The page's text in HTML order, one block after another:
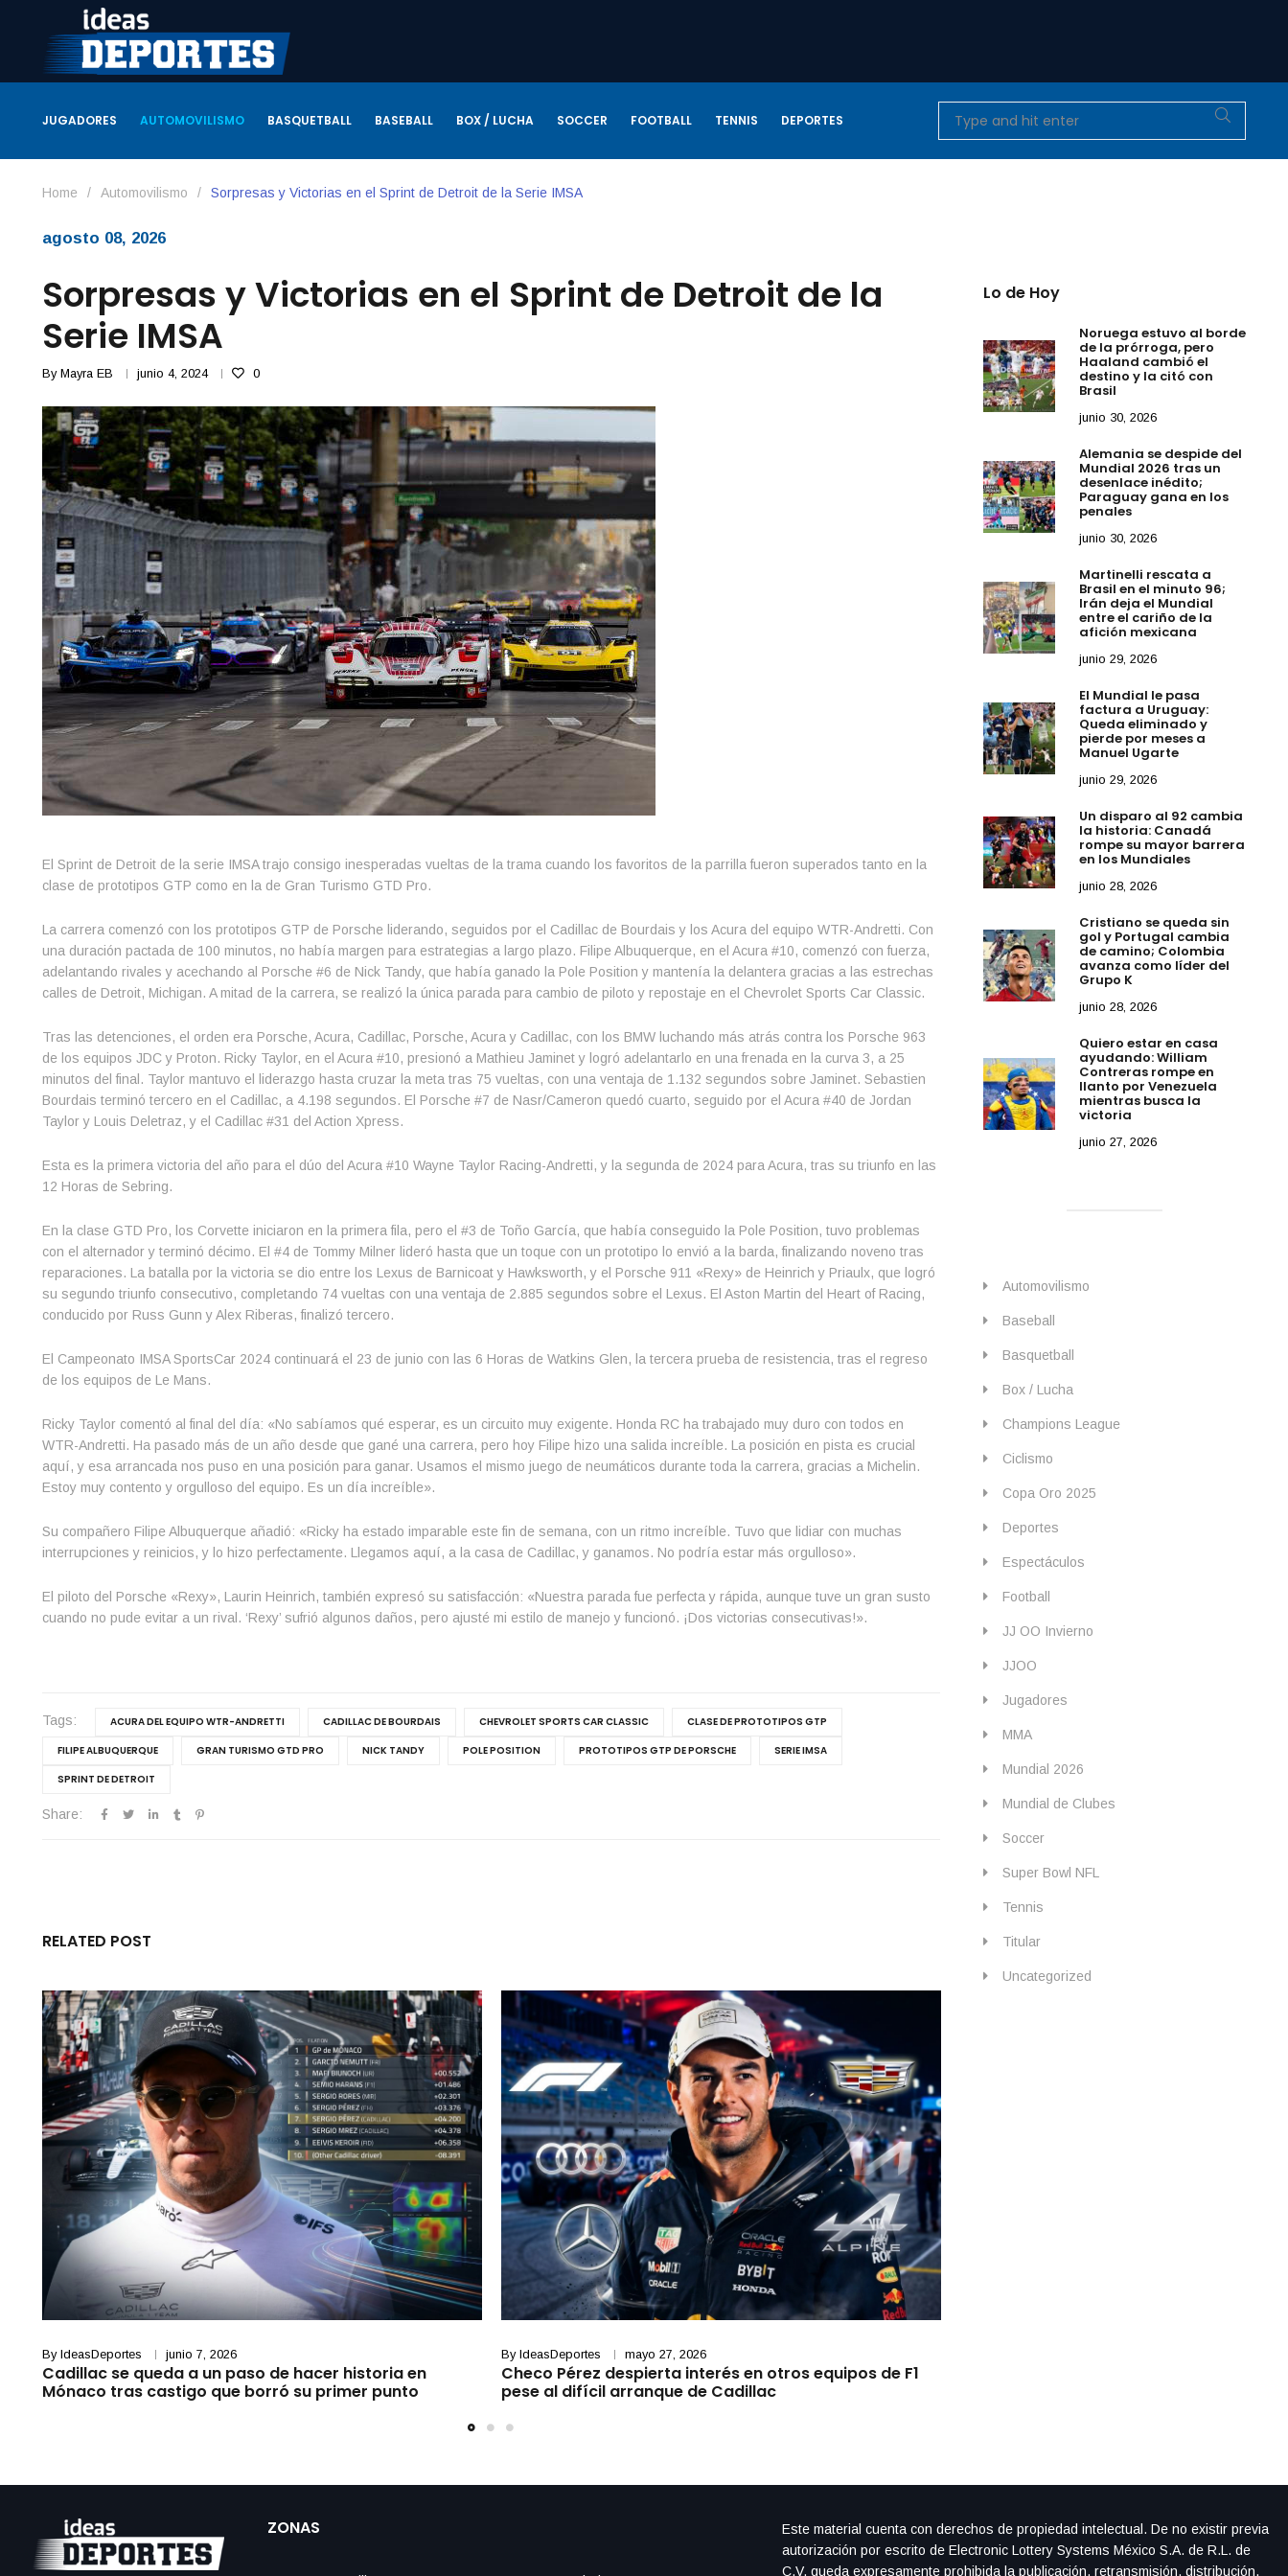
JUGADORES AUTOMOVILISMO BASQUETBALL BASEBALL BOX / LUCHA SOCCER FOOTBALL TENNIS DEPORTES
Home / Automovilismo / Sorpresas y Victorias en el Sprint de Detroit de la Serie IMSA
agosto 08, 2026
Sorpresas y Victorias en el Sprint de Detroit de la
Serie IMSA
By Mayra EB junio 4, 2024 0
El Sprint de Detroit de la serie IMSA trajo consigo inesperadas vueltas de la trama cuando los favoritos de la parrilla fueron superados tanto en la
clase de prototipos GTP como en la de Gran Turismo GTD Pro.
La carrera comenzó con los prototipos GTP de Porsche liderando, seguidos por el Cadillac de Bourdais y los Acura del equipo WTR-Andretti. Con
una duración pactada de 100 minutos, no había margen para estrategias a largo plazo. Filipe Albuquerque, en el Acura #10, comenzó con fuerza,
adelantando rivales y acechando al Porsche #6 de Nick Tandy, que había ganado la Pole Position y mantenía la delantera gracias a las estrechas
calles de Detroit, Michigan. A mitad de la carrera, se realizó la única parada para cambio de piloto y repostaje en el Chevrolet Sports Car Classic.
Tras las detenciones, el orden era Porsche, Acura, Cadillac, Porsche, Acura y Cadillac, con los BMW luchando más atrás contra los Porsche 963
de los equipos JDC y Proton. Ricky Taylor, en el Acura #10, presionó a Mathieu Jaminet y logró adelantarlo en una frenada en la curva 3, a 25
minutos del final. Taylor mantuvo el liderazgo hasta cruzar la meta tras 75 vueltas, con una ventaja de 1.132 segundos sobre Jaminet. Sebastien
Bourdais terminó tercero en el Cadillac, a 4.198 segundos. El Porsche #7 de Nasr/Cameron quedó cuarto, seguido por el Acura #40 de Jordan
Taylor y Louis Deletraz, y el Cadillac #31 del Action Xpress.
Esta es la primera victoria del año para el dúo del Acura #10 Wayne Taylor Racing-Andretti, y la segunda de 2024 para Acura, tras su triunfo en las
12 Horas de Sebring.
En la clase GTD Pro, los Corvette iniciaron en la primera fila, pero el #3 de Toño García, que había conseguido la Pole Position, tuvo problemas
con el alternador y terminó décimo. El #4 de Tommy Milner lideró hasta que un toque con un prototipo lo envió a la barda, finalizando noveno tras
reparaciones. La batalla por la victoria se dio entre los Lexus de Barnicoat y Hawksworth, y el Porsche 911 «Rexy» de Heinrich y Priaulx, que logró
su segundo triunfo consecutivo, completando 74 vueltas con una ventaja de 2.885 segundos sobre el Lexus. El Aston Martin del Heart of Racing,
conducido por Russ Gunn y Alex Riberas, finalizó tercero.
El Campeonato IMSA SportsCar 2024 continuará el 23 de junio con las 6 Horas de Watkins Glen, la tercera prueba de resistencia, tras el regreso
de los equipos de Le Mans.
Ricky Taylor comentó al final del día: «No sabíamos qué esperar, es un circuito muy exigente. Honda RC ha trabajado muy duro con todos en
WTR-Andretti. Ha pasado más de un año desde que gané una carrera, pero hoy Filipe hizo una salida increíble. La posición en pista es crucial
aquí, y esa arrancada nos puso en una posición para ganar. Usamos el mismo juego de neumáticos durante toda la carrera, gracias a Michelin.
Estoy muy contento y orgulloso del equipo. Es un día increíble».
Su compañero Filipe Albuquerque añadió: «Ricky ha estado imparable este fin de semana, con un ritmo increíble. Tuvo que lidiar con muchas
interrupciones y reinicios, y lo hizo perfectamente. Llegamos aquí, a la casa de Cadillac, y ganamos. No podría estar más orgulloso».
El piloto del Porsche «Rexy», Laurin Heinrich, también expresó su satisfacción: «Nuestra parada fue perfecta y rápida, aunque tuve un gran susto
cuando no pude evitar a un rival. ‘Rexy’ sufrió algunos daños, pero ajusté mi estilo de manejo y funcionó. ¡Dos victorias consecutivas!».
Tags: ACURA DEL EQUIPO WTR-ANDRETTI CADILLAC DE BOURDAIS CHEVROLET SPORTS CAR CLASSIC
CLASE DE PROTOTIPOS GTP
FILIPE ALBUQUERQUE
GRAN TURISMO GTD PRO NICK TANDY POLE POSITION PROTOTIPOS GTP DE PORSCHE
SERIE IMSA
SPRINT DE DETROIT
Share:
RELATED POST
By IdeasDeportes junio 7, 2026
Cadillac se queda a un paso de hacer historia en
Mónaco tras castigo que borró su primer punto
By IdeasDeportes mayo 27, 2026
Checo Pérez despierta interés en otros equipos de F1
pese al difícil arranque de Cadillac
Lo de Hoy
Noruega estuvo al borde
de la prórroga, pero
Haaland cambió el
destino y la citó con
Brasil
junio 30, 2026
Alemania se despide del
Mundial 2026 tras un
desenlace inédito;
Paraguay gana en los
penales
junio 30, 2026
Martinelli rescata a
Brasil en el minuto 96;
Irán deja el Mundial
entre el cariño de la
afición mexicana
junio 29, 2026
El Mundial le pasa
factura a Uruguay:
Queda eliminado y
pierde por meses a
Manuel Ugarte
junio 29, 2026
Un disparo al 92 cambia
la historia: Canadá
rompe su mayor barrera
en los Mundiales
junio 28, 2026
Cristiano se queda sin
gol y Portugal cambia
de camino; Colombia
avanza como líder del
Grupo K
junio 28, 2026
Quiero estar en casa
ayudando: William
Contreras rompe en
llanto por Venezuela
mientras busca la
victoria
junio 27, 2026
Automovilismo
Baseball
Basquetball
Box / Lucha
Champions League
Ciclismo
Copa Oro 2025
Deportes
Espectáculos
Football
JJ OO Invierno
JJOO
Jugadores
MMA
Mundial 2026
Mundial de Clubes
Soccer
Super Bowl NFL
Tennis
Titular
Uncategorized
ZONAS
Este material cuenta con derechos de propiedad intelectual. De no existir previa
autorización por escrito de Electronic Lottery Systems México S.A. de R.L. de
C.V. queda expresamente prohibida la publicación, retransmisión, distribución,